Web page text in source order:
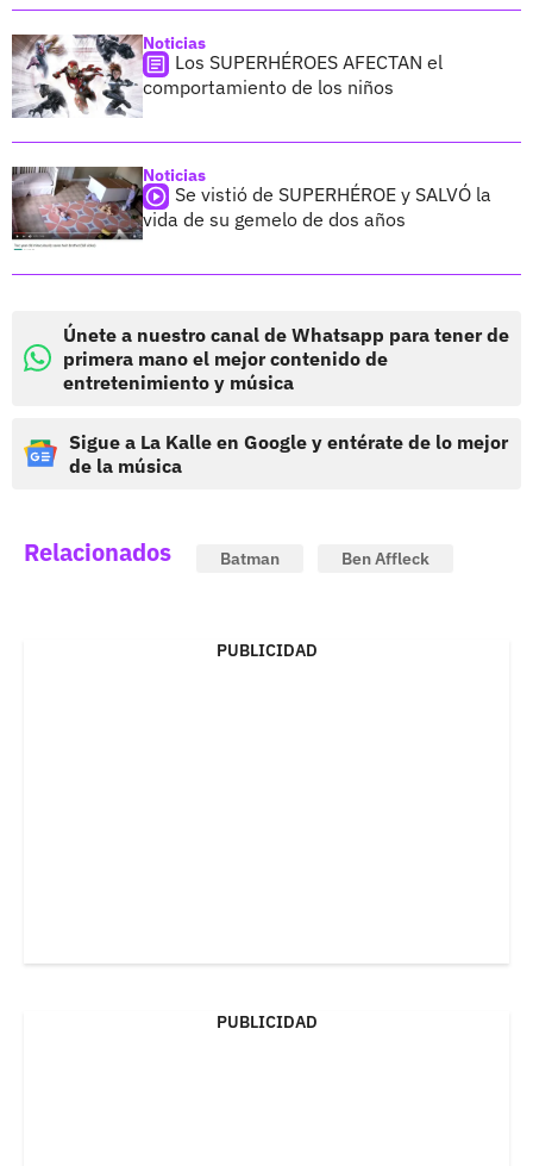
Noticias
Los SUPERHÉROES AFECTAN el
comportamiento de los niños
Noticias
Se vistió de SUPERHÉROE y SALVÓ la
vida de su gemelo de dos años
Únete a nuestro canal de Whatsapp para tener de
primera mano el mejor contenido de
entretenimiento y música
Sigue a La Kalle en Google y entérate de lo mejor
de la música
Relacionados Batman Ben Affleck
PUBLICIDAD
PUBLICIDAD